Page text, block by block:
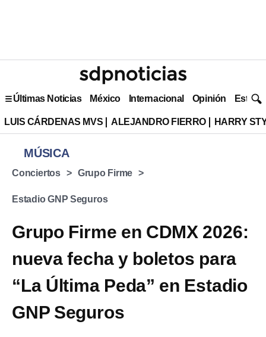
Últimas Noticias México Internacional Opinión Estilo
LUIS CÁRDENAS MVS ALEJANDRO FIERRO HARRY
MÚSICA
Conciertos Grupo Firme
Estadio GNP Seguros
Grupo Firme en CDMX 2026:
nueva fecha y boletos para
“La Última Peda” en Estadio
GNP Seguros